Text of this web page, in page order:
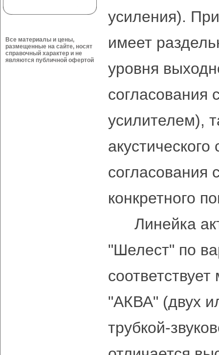
Все материалы и цены,
размещенные на сайте, носят
справочный характер и не
являются публичной офертой
усиления).
имеет
уровня
усилителем),
согласования
конкретного
Линейка
"Шелест" по
"АКВА" (двух
трубкой-